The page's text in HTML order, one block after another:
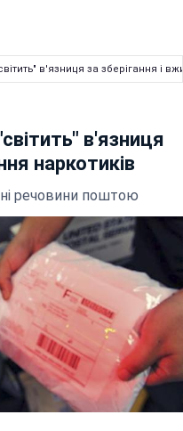
в'язниця за зберігання і
в'язниця
наркотиків
речовини поштою